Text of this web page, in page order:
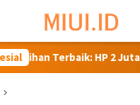
HP 2 Jutaan Terbaik 2024